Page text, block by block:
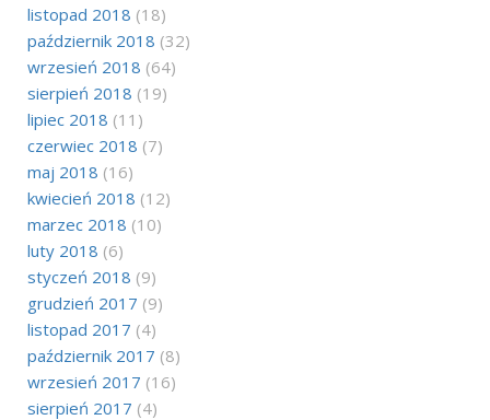
listopad 2018 (18)
październik 2018 (32)
wrzesień 2018 (64)
sierpień 2018 (19)
lipiec 2018 (11)
czerwiec 2018 (7)
maj 2018 (16)
kwiecień 2018 (12)
marzec 2018 (10)
luty 2018 (6)
styczeń 2018 (9)
grudzień 2017 (9)
listopad 2017 (4)
październik 2017 (8)
wrzesień 2017 (16)
sierpień 2017 (4)